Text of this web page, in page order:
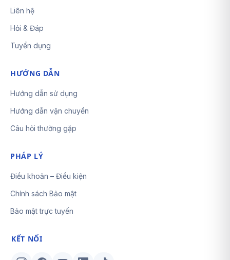
Liên hệ
Hỏi & Đáp
Tuyển dụng
HƯỚNG DẪN
Hướng dẫn sử dụng
Hướng dẫn vận chuyển
Câu hỏi thường gặp
PHÁP LÝ
Điều khoản – Điều kiện
Chính sách Bảo mật
Bảo mật trực tuyến
KẾT NỐI